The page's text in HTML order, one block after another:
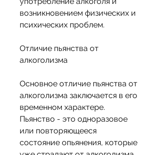
возникновением физических и
психических проблем.
Отличие пьянства от
алкоголизма
Основное отличие пьянства от
алкоголизма заключается в его
временном характере.
Пьянство - это одноразовое
или повторяющееся
состояние опьянения, которые